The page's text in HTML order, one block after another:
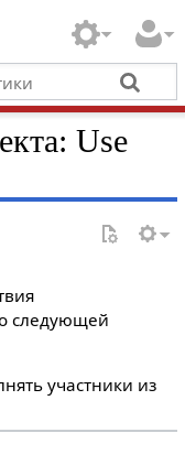
Use
следующей
участники из